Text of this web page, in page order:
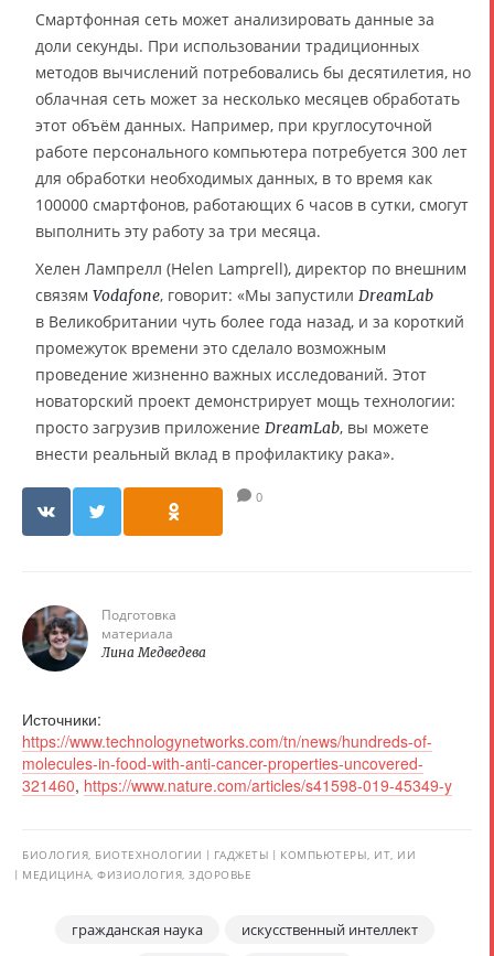
Смартфонная сеть может анализировать данные за
доли секунды. При использовании традиционных
методов вычислений потребовались бы десятилетия, но
облачная сеть может за несколько месяцев обработать
этот объём данных. Например, при круглосуточной
работе персонального компьютера потребуется 300 лет
для обработки необходимых данных, в то время как
100000 смартфонов, работающих 6 часов в сутки, смогут
выполнить эту работу за три месяца.
Хелен Лампрелл (Helen Lamprell), директор по внешним
связям Vodafone, говорит: «Мы запустили DreamLab
в Великобритании чуть более года назад, и за короткий
промежуток времени это сделало возможным
проведение жизненно важных исследований. Этот
новаторский проект демонстрирует мощь технологии:
просто загрузив приложение DreamLab, вы можете
внести реальный вклад в профилактику рака».
0
Подготовка
материала
Лина Медведева
Источники:
https://www.technologynetworks.com/tn/news/hundreds-of-
molecules-in-food-with-anti-cancer-properties-uncovered-
321460, https://www.nature.com/articles/s41598-019-45349-y
БИОЛОГИЯ, БИОТЕХНОЛОГИИ ГАДЖЕТЫ
КОМПЬЮТЕРЫ, ИТ, ИИ
МЕДИЦИНА, ФИЗИОЛОГИЯ, ЗДОРОВЬЕ
гражданская наука
искусственный интеллект